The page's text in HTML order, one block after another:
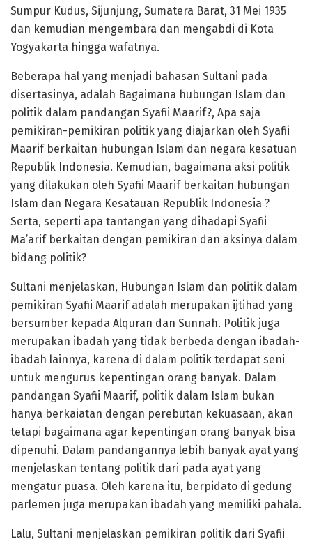
Sumpur Kudus, Sijunjung, Sumatera Barat, 31 Mei 1935
dan kemudian mengembara dan mengabdi di Kota
Yogyakarta hingga wafatnya.
Beberapa hal yang menjadi bahasan Sultani pada
disertasinya, adalah Bagaimana hubungan Islam dan
politik dalam pandangan Syafii Maarif?, Apa saja
pemikiran-pemikiran politik yang diajarkan oleh Syafii
Maarif berkaitan hubungan Islam dan negara kesatuan
Republik Indonesia. Kemudian, bagaimana aksi politik
yang dilakukan oleh Syafii Maarif berkaitan hubungan
Islam dan Negara Kesatauan Republik Indonesia ?
Serta, seperti apa tantangan yang dihadapi Syafii
Ma’arif berkaitan dengan pemikiran dan aksinya dalam
bidang politik?
Sultani menjelaskan, Hubungan Islam dan politik dalam
pemikiran Syafii Maarif adalah merupakan ijtihad yang
bersumber kepada Alquran dan Sunnah. Politik juga
merupakan ibadah yang tidak berbeda dengan ibadah-
ibadah lainnya, karena di dalam politik terdapat seni
untuk mengurus kepentingan orang banyak. Dalam
pandangan Syafii Maarif, politik dalam Islam bukan
hanya berkaiatan dengan perebutan kekuasaan, akan
tetapi bagaimana agar kepentingan orang banyak bisa
dipenuhi. Dalam pandangannya lebih banyak ayat yang
menjelaskan tentang politik dari pada ayat yang
mengatur puasa. Oleh karena itu, berpidato di gedung
parlemen juga merupakan ibadah yang memiliki pahala.
Lalu, Sultani menjelaskan pemikiran politik dari Syafii